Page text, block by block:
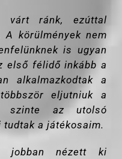
várt ránk, ezúttal
A körülmények nem
is ugyan
első félidő inkább a
alkalmazkodtak a
eljutniuk a
szinte az utolsó
a játékosaim.
jobban nézett ki